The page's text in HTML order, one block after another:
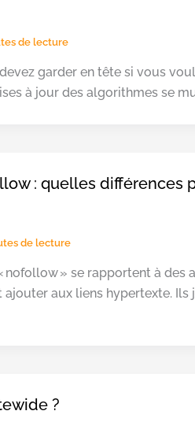
de lecture
garder en tête si vous
à jour des algorithmes se
: quelles différences
de lecture
nofollow » se rapportent à
ajouter aux liens hypertexte.
?